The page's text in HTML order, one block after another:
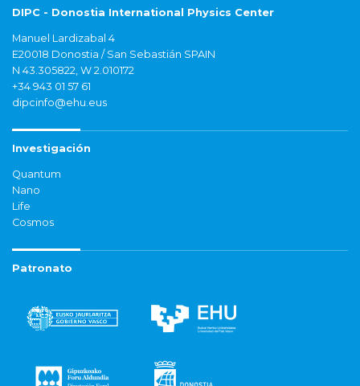
DIPC - Donostia International Physics Center
Manuel Lardizabal 4
E20018 Donostia / San Sebastián SPAIN
N 43.305822, W 2.010172
+34 943 01 57 61
dipcinfo@ehu.eus
Investigación
Quantum
Nano
Life
Cosmos
Patronato